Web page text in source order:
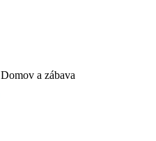
Domov a zábava